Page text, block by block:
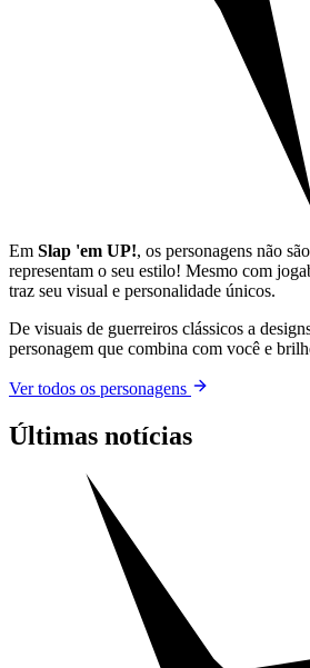
Em Slap 'em UP!, os personagens não
representam o seu estilo! Mesmo com
traz seu visual e personalidade únicos.
De visuais de guerreiros clássicos a
personagem que combina com você e
Ver todos os personagens
Últimas notícias